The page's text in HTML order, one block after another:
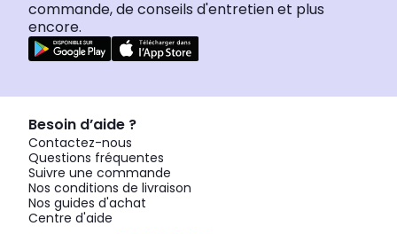
commande, de conseils d'entretien et plus
encore.
Besoin d’aide ?
Contactez-nous
Questions fréquentes
Suivre une commande
Nos conditions de livraison
Nos guides d'achat
Centre d'aide